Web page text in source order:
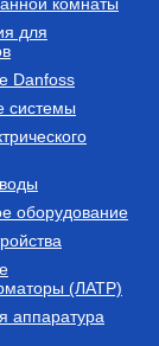
COAXIAL 24K
Руб.
для
Danfoss
системы
оборудование
(ЛАТР)
аппаратура